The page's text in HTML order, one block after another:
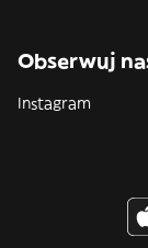
Obserwuj
Instagram